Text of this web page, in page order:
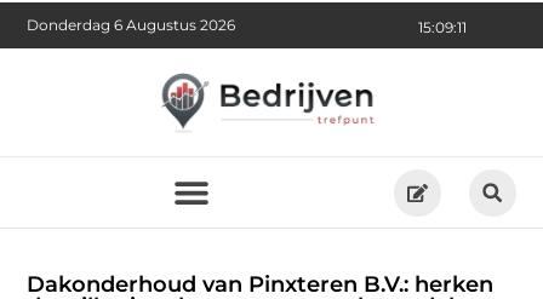
15:09:12
Donderdag 6 Augustus 2026
Dakonderhoud van Pinxteren B.V.: herken